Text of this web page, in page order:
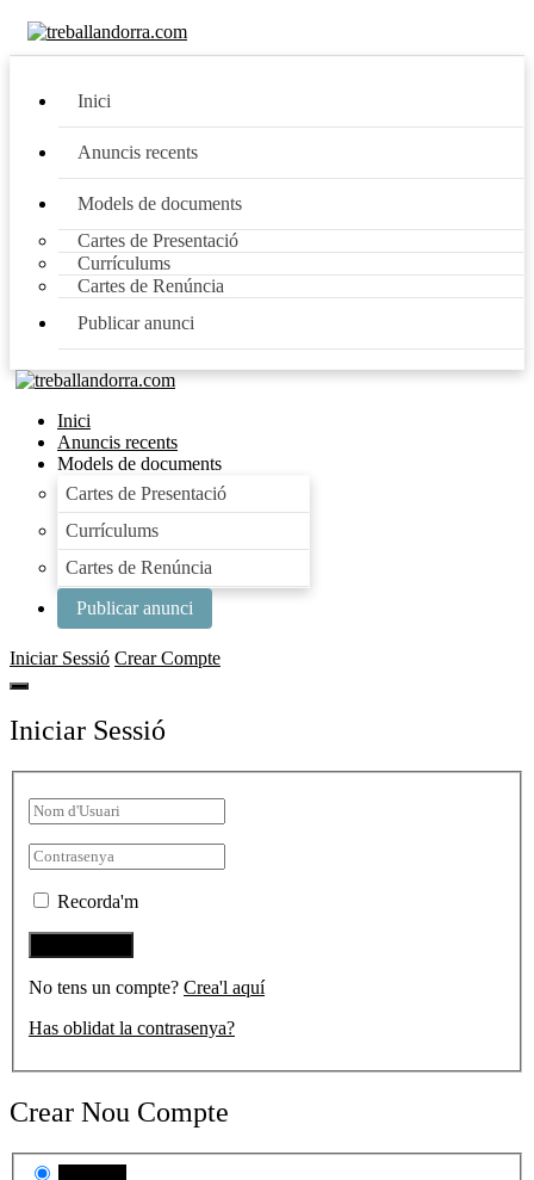
Inici
Anuncis recents
Models de documents
Cartes de Presentació
Currículums
Cartes de Renúncia
Publicar anunci
Inici
Anuncis recents
Models de documents
Cartes de Presentació
Currículums
Cartes de Renúncia
Publicar anunci
Iniciar Sessió Crear Compte
Iniciar Sessió
Recorda'm
No tens un compte? Crea'l aquí
Has oblidat la contrasenya?
Crear Nou Compte